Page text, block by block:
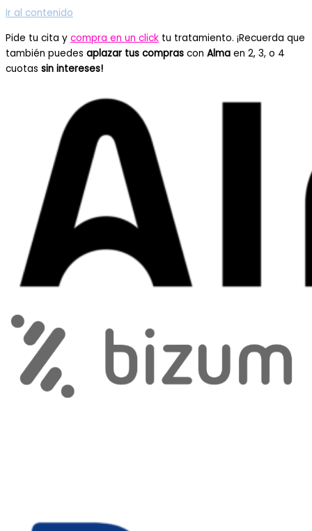
Ir al contenido
Pide tu cita y compra en un click tu tratamiento. ¡Recuerda que
también puedes aplazar tus compras con Alma en 2, 3, o 4
cuotas sin intereses!